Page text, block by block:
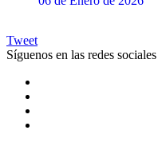
Tweet
Síguenos en las redes sociales